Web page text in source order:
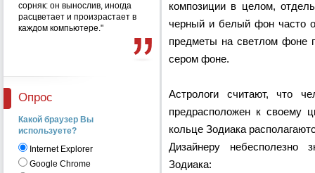
композиции в целом,
черный и белый фон часто
предметы на светлом фоне
сером фоне.
Астрологи считают, что
предрасположен к своему
кольце Зодиака
Дизайнеру небесполезно
Зодиака:
сорняк: он вынослив, иногда
расцветает и произрастает в
каждом компьютере."
Опрос
Какой браузер Вы
используете?
Internet Explorer
Google Chrome